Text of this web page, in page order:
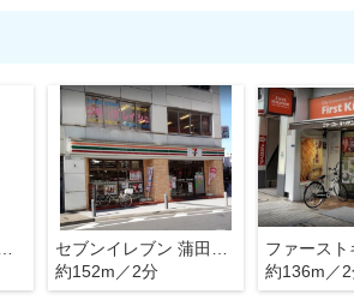
約152m／2分
約136m／